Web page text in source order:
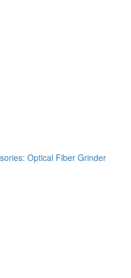
Optical Fiber Grinder